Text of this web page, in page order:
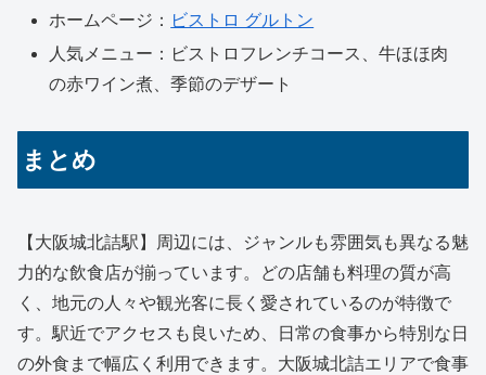
ホームページ： ビストロ グルトン
人気メニュー：ビストロフレンチコース、牛ほほ肉
の赤ワイン煮、季節のデザート
まとめ
【大阪城北詰駅】周辺には、ジャンルも雰囲気も異なる魅
力的な飲食店が揃っています。どの店舗も料理の質が高
く、地元の人々や観光客に長く愛されているのが特徴で
す。駅近でアクセスも良いため、日常の食事から特別な日
の外食まで幅広く利用できます。大阪城北詰エリアで食事